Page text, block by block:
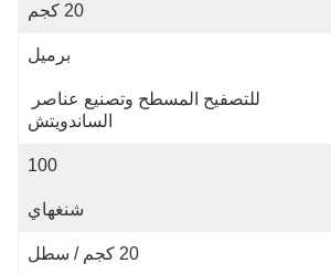
20 كجم
برميل
للتصفيح المسطح وتصنيع عناصر
الساندويتش
100
شنغهاي
20 كجم / سطل